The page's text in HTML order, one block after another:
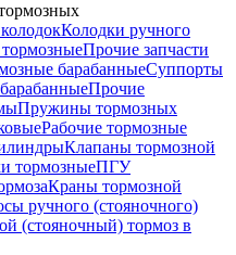
Колодки ручного
Прочие запчасти
барабанныеСуппорты
Прочие
Пружины тормозных
Рабочие тормозные
Клапаны тормозной
тормозныеПГУ
Краны тормозной
ручного (стояночного)
(стояночный) тормоз в